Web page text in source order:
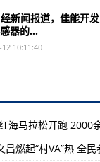
闻报道，佳能开发
器的...
10:11:40
海马拉松开跑 2000
燃起“村VA”热 全民